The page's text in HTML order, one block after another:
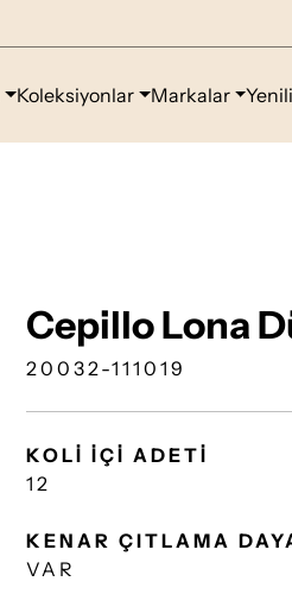
Koleksiyonlar Markalar
Cepillo Lona
20032-111019
KOLİ İÇİ ADETİ
12
KENAR ÇITLAMA
VAR